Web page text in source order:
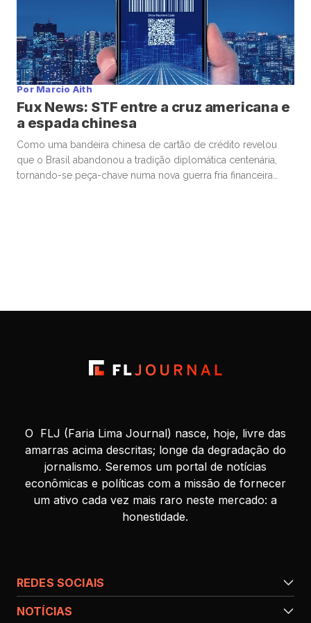
Por Marcio Aith
Fux News: STF entre a cruz americana e
a espada chinesa
Como uma bandeira chinesa de cartão de crédito revelou
que o Brasil abandonou a tradição diplomática centenária,
tornando-se peça-chave numa nova guerra fria financeira
O FLJ (Faria Lima Journal) nasce, hoje, livre das
amarras acima descritas; longe da degradação do
jornalismo. Seremos um portal de notícias
econômicas e políticas com a missão de fornecer
um ativo cada vez mais raro neste mercado: a
honestidade.
REDES SOCIAIS
NOTÍCIAS